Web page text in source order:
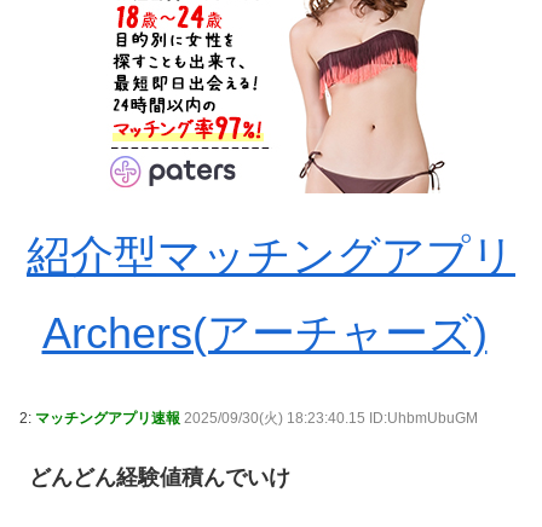
紹介型マッチングアプリ
Archers(アーチャーズ)
2: マッチングアプリ速報 2025/09/30(火) 18:23:40.15 ID:UhbmUbuGM
どんどん経験値積んでいけ